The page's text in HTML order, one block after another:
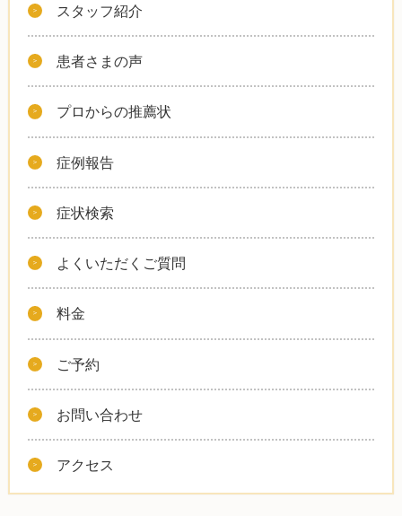
スタッフ紹介
患者さまの声
プロからの推薦状
症例報告
症状検索
よくいただくご質問
料金
ご予約
お問い合わせ
アクセス